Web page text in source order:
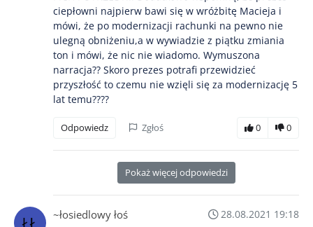
ciepłowni najpierw bawi się w wróżbitę Macieja i
mówi, że po modernizacji rachunki na pewno nie
ulegną obniżeniu,a w wywiadzie z piątku zmiania
ton i mówi, że nic nie wiadomo. Wymuszona
narracja?? Skoro prezes potrafi przewidzieć
przyszłość to czemu nie wzięli się za modernizację 5
lat temu????
Odpowiedz Zgłoś 0 0
Pokaż więcej odpowiedzi
~łosiedlowy łoś
28.08.2021 19:18